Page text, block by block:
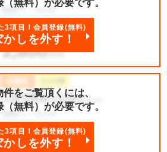
無料）が必要です。
3項目！会員登録(無料)
かしを外す！
件をご覧頂くには、
無料）が必要です。
3項目！会員登録(無料)
かしを外す！